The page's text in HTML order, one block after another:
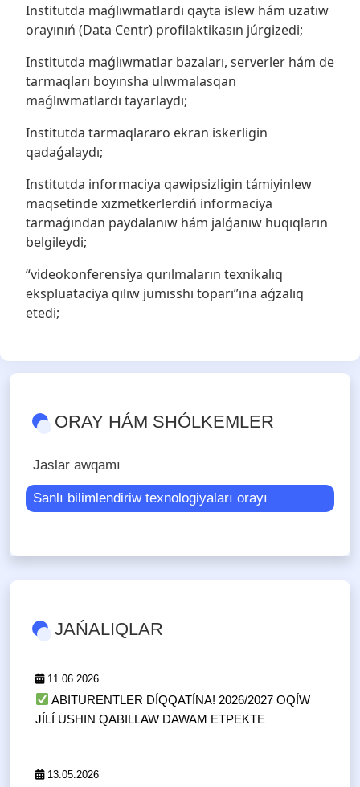
Institutda maǵlıwmatlardı qayta islew hám uzatıw
orayınıń (Data Centr) profilaktikasın júrgizedi;
Institutda maǵlıwmatlar bazaları, serverler hám de
tarmaqları boyınsha ulıwmalasqan
maǵlıwmatlardı tayarlaydı;
Institutda tarmaqlararo ekran iskerligin
qadaǵalaydı;
Institutda informaciya qawipsizligin támiyinlew
maqsetinde xızmetkerlerdiń informaciya
tarmaǵından paydalanıw hám jalǵanıw huqıqların
belgileydi;
“videokonferensiya qurılmaların texnikalıq
ekspluataciya qılıw jumısshı toparı”ına aǵzalıq
etedi;
ORAY HÁM SHÓLKEMLER
Jaslar awqamı
Sanlı bilimlendiriw texnologiyaları orayı
JAŃALIQLAR
11.06.2026
ABITURENTLER DÍQQATÍNA! 2026/2027 OQÍW
JÍLÍ USHIN QABILLAW DAWAM ETPEKTE
13.05.2026